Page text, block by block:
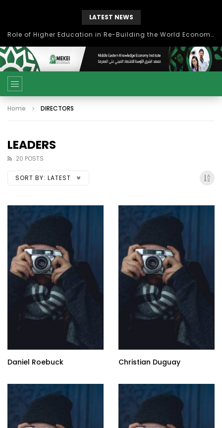
LATEST NEWS
بحث آفاق التعاون بين اتحاد جامعات العالم الإسلامي والجمعية الدولية للتنمية المستدامة
Home DIRECTORS
LEADERS
20 POSTS
SORT BY: LATEST
Daniel Roebuck Christian Duguay